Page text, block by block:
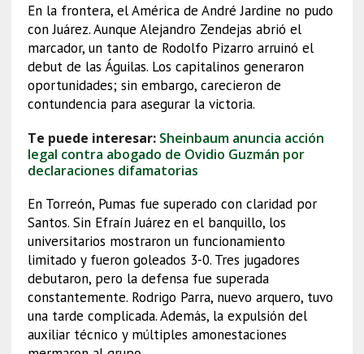
En la frontera, el América de André Jardine no pudo
con Juárez. Aunque Alejandro Zendejas abrió el
marcador, un tanto de Rodolfo Pizarro arruinó el
debut de las Águilas. Los capitalinos generaron
oportunidades; sin embargo, carecieron de
contundencia para asegurar la victoria.
Te puede interesar: Sheinbaum anuncia acción
legal contra abogado de Ovidio Guzmán por
declaraciones difamatorias
En Torreón, Pumas fue superado con claridad por
Santos. Sin Efraín Juárez en el banquillo, los
universitarios mostraron un funcionamiento
limitado y fueron goleados 3-0. Tres jugadores
debutaron, pero la defensa fue superada
constantemente. Rodrigo Parra, nuevo arquero, tuvo
una tarde complicada. Además, la expulsión del
auxiliar técnico y múltiples amonestaciones